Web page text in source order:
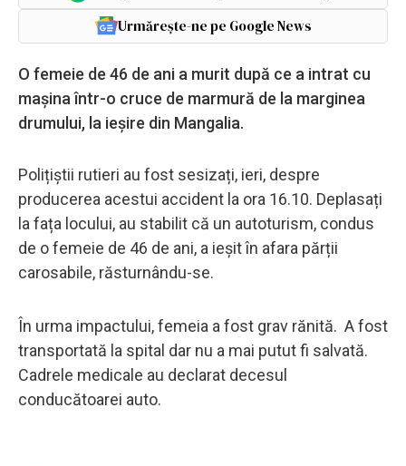
Urmărește-ne pe Google News
O femeie de 46 de ani a murit după ce a intrat cu
mașina într-o cruce de marmură de la marginea
drumului, la ieșire din Mangalia.
Polițiștii rutieri au fost sesizați, ieri, despre
producerea acestui accident la ora 16.10. Deplasați
la fața locului, au stabilit că un autoturism, condus
de o femeie de 46 de ani, a ieșit în afara părții
carosabile, răsturnându-se.
În urma impactului, femeia a fost grav rănită. A fost
transportată la spital dar nu a mai putut fi salvată.
Cadrele medicale au declarat decesul
conducătoarei auto.